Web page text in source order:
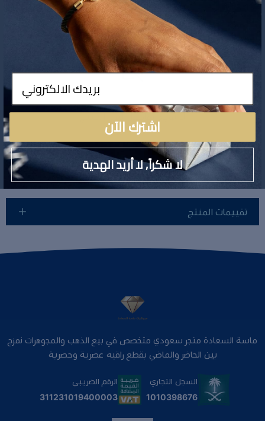
تقييمات المنتج
ماسة السعادة متجر سعودي متخصص في بيع الذهب والمجوهرات نمزج
بين الحاضر والماضي بقطع راقيه عصرية وحصرية
السجل التجاري
1010398676
الرقم الضريبي
311231019400003
ادخال
اشترك الآن
لا شكراً, لا أريد الهدية